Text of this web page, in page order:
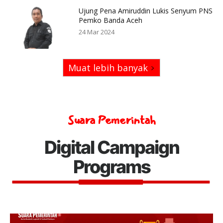
Ujung Pena Amiruddin Lukis Senyum PNS
Pemko Banda Aceh
24 Mar 2024
Muat lebih banyak
Suara Pemerintah
Digital Campaign
Programs